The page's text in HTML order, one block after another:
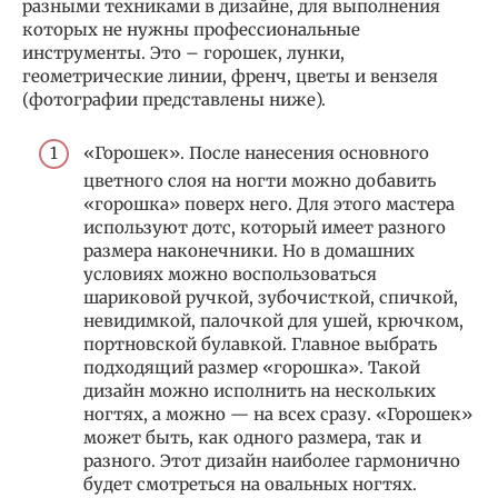
разными техниками в дизайне, для выполнения
которых не нужны профессиональные
инструменты. Это – горошек, лунки,
геометрические линии, френч, цветы и вензеля
(фотографии представлены ниже).
«Горошек». После нанесения основного
цветного слоя на ногти можно добавить
«горошка» поверх него. Для этого мастера
используют дотс, который имеет разного
размера наконечники. Но в домашних
условиях можно воспользоваться
шариковой ручкой, зубочисткой, спичкой,
невидимкой, палочкой для ушей, крючком,
портновской булавкой. Главное выбрать
подходящий размер «горошка». Такой
дизайн можно исполнить на нескольких
ногтях, а можно — на всех сразу. «Горошек»
может быть, как одного размера, так и
разного. Этот дизайн наиболее гармонично
будет смотреться на овальных ногтях.